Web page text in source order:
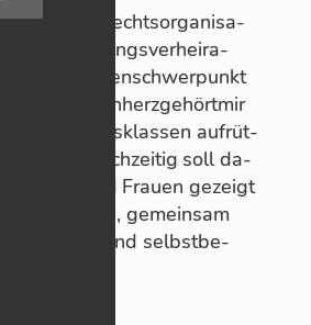
die Frau­en­rechts­or­ga­ni­sa­
“ Zwangs­ver­hei­ra­
als The­men­schwer­punkt
Ak­tion #mein­herz­ge­hört­mir
al­ler Al­ters­klas­sen auf­rüt­
Gleich­zei­tig soll da­
und Frauen ge­zeigt
nicht al­leine, ge­mein­sam
ein freies und selbst­be­